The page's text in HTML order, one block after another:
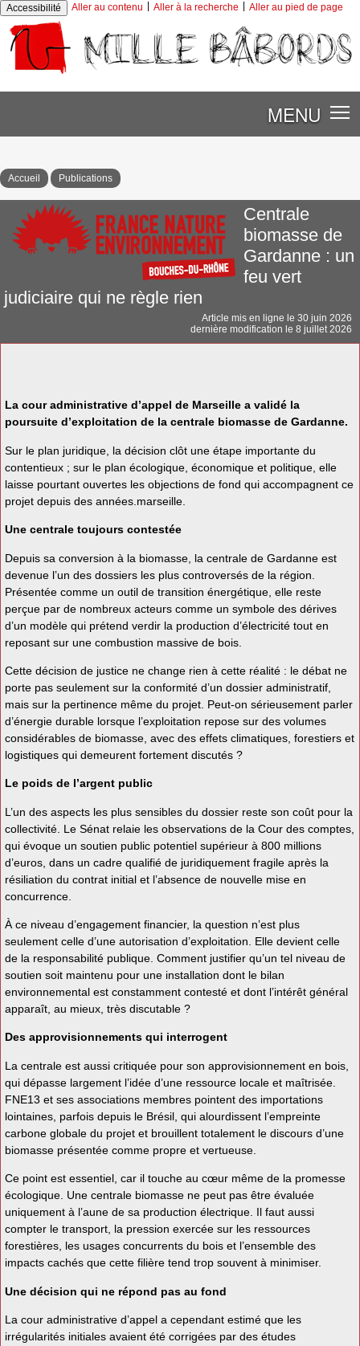
Accessibilité Aller au contenu Aller à la recherche Aller au pied de page
MENU
Accueil Publications
Centrale
biomasse de
Gardanne : un
feu vert
judiciaire qui ne règle rien
Article mis en ligne le 30 juin 2026
dernière modification le 8 juillet 2026
La cour administrative d’appel de Marseille a validé la
poursuite d’exploitation de la centrale biomasse de Gardanne.
Sur le plan juridique, la décision clôt une étape importante du
contentieux ; sur le plan écologique, économique et politique, elle
laisse pourtant ouvertes les objections de fond qui accompagnent ce
projet depuis des années.marseille.
Une centrale toujours contestée
Depuis sa conversion à la biomasse, la centrale de Gardanne est
devenue l’un des dossiers les plus controversés de la région.
Présentée comme un outil de transition énergétique, elle reste
perçue par de nombreux acteurs comme un symbole des dérives
d’un modèle qui prétend verdir la production d’électricité tout en
reposant sur une combustion massive de bois.
Cette décision de justice ne change rien à cette réalité : le débat ne
porte pas seulement sur la conformité d’un dossier administratif,
mais sur la pertinence même du projet. Peut-on sérieusement parler
d’énergie durable lorsque l’exploitation repose sur des volumes
considérables de biomasse, avec des effets climatiques, forestiers et
logistiques qui demeurent fortement discutés ?
Le poids de l’argent public
L’un des aspects les plus sensibles du dossier reste son coût pour la
collectivité. Le Sénat relaie les observations de la Cour des comptes,
qui évoque un soutien public potentiel supérieur à 800 millions
d’euros, dans un cadre qualifié de juridiquement fragile après la
résiliation du contrat initial et l’absence de nouvelle mise en
concurrence.
À ce niveau d’engagement financier, la question n’est plus
seulement celle d’une autorisation d’exploitation. Elle devient celle
de la responsabilité publique. Comment justifier qu’un tel niveau de
soutien soit maintenu pour une installation dont le bilan
environnemental est constamment contesté et dont l’intérêt général
apparaît, au mieux, très discutable ?
Des approvisionnements qui interrogent
La centrale est aussi critiquée pour son approvisionnement en bois,
qui dépasse largement l’idée d’une ressource locale et maîtrisée.
FNE13 et ses associations membres pointent des importations
lointaines, parfois depuis le Brésil, qui alourdissent l’empreinte
carbone globale du projet et brouillent totalement le discours d’une
biomasse présentée comme propre et vertueuse.
Ce point est essentiel, car il touche au cœur même de la promesse
écologique. Une centrale biomasse ne peut pas être évaluée
uniquement à l’aune de sa production électrique. Il faut aussi
compter le transport, la pression exercée sur les ressources
forestières, les usages concurrents du bois et l’ensemble des
impacts cachés que cette filière tend trop souvent à minimiser.
Une décision qui ne répond pas au fond
La cour administrative d’appel a cependant estimé que les
irrégularités initiales avaient été corrigées par des études